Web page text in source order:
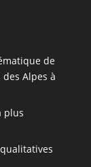
de
Alpes à
plus